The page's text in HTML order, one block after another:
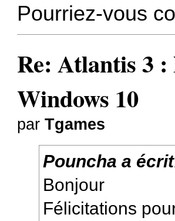
Pourriez-vous
Re: Atlantis 3
Windows 10
parTgames
Pouncha a
Bonjour
Félicitations